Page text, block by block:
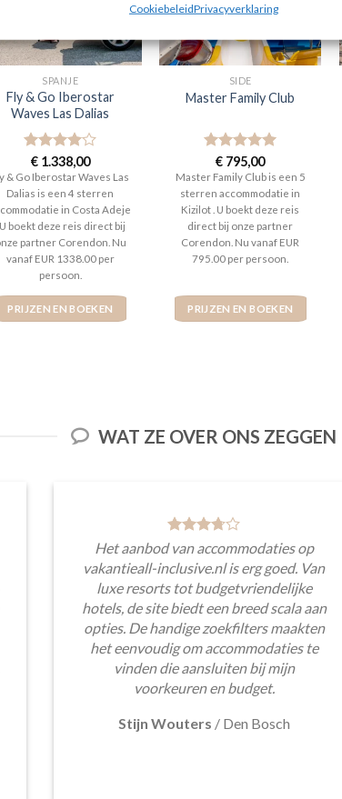
CookiebeleidPrivacyverklaring
SPANJE
Fly & Go Iberostar
Waves Las Dalias
Gewaardeerd
4uit 5
€1.338,00
& Go Iberostar Waves Las
Dalias is een 4 sterren
in Costa Adeje
. U boekt deze reis direct bij
partner Corendon. Nu
vanaf EUR 1338.00 per
persoon.
PRIJZEN EN BOEKEN
SIDE
Master Family Club
Gewaardeerd
5uit 5
€ 795,00
Master Family Club is een 5
sterren accommodatie in
Kizilot . U boekt deze reis
direct bij onze partner
Corendon. Nu vanaf EUR
795.00 per persoon.
PRIJZEN EN BOEKEN
WAT ZE OVER ONS ZEGGEN
Het aanbod van accommodaties op
vakantieall-inclusive.nl is erg goed. Van
luxe resorts tot budgetvriendelijke
hotels, de site biedt een breed scala aan
opties. De handige zoekfilters maakten
het eenvoudig om accommodaties te
vinden die aansluiten bij mijn
voorkeuren en budget.
Stijn Wouters / Den Bosch